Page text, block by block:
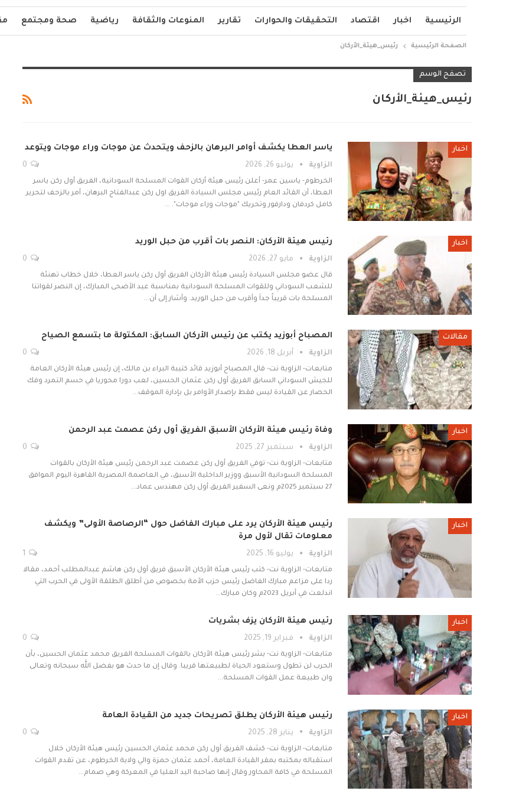
الرئيسية اخبار اقتصاد التحقيقات والحوارات تقارير المنوعات والثقافة رياضية صحة ومجتمع
الصفحة الرئيسية رئيس_هيئة_الأركان
تصفح الوسم
رئيس_هيئة_الأركان
اخبار ياسر العطا يكشف أوامر البرهان بالزحف ويتحدث عن موجات وراء موجات ويتوعد
الزاوية يوليو 26, 2026
الخرطوم- ياسين عمر- أعلن رئيس هيئة أركان القوات المسلحة السودانية، الفريق أول ركن ياسر
العطا، أن القائد العام رئيس مجلس السيادة الفريق اول ركن عبدالفتاح البرهان، أمر بالزحف لتحرير
كامل كردفان ودارفور وتحريك "موجات وراء موجات". …
اخبار رئيس هيئة الأركان: النصر بات أقرب من حبل الوريد
الزاوية مايو 27, 2026
قال عضو مجلس السيادة رئيس هيئة الأركان الفريق أول ركن ياسر العطا، خلال خطاب تهنئة
للشعب السوداني وللقوات المسلحة السودانية بمناسبة عيد الأضحى المبارك، إن النصر لقواتنا
المسلحة بات قريباً جداَ وأقرب من حبل الوريد. وأشار إلى أن…
مقالات المصباح أبوزيد يكتب عن رئيس الأركان السابق: المكتولة ما بتسمع الصياح
الزاوية أبريل 18, 2026
متابعات- الزاوية نت- قال المصباح أبوزيد قائد كتيبة البراء بن مالك، إن رئيس هيئة الأركان العامة
للجيش السوداني السابق الفريق أول ركن عثمان الحسين، لعب دورا محوريا في حسم التمرد وفك
الحصار عن القيادة ليس فقط بإصدار الأوامر بل بإدارة الموقف…
اخبار وفاة رئيس هيئة الأركان الأسبق الفريق أول ركن عصمت عبد الرحمن
الزاوية سبتمبر 27, 2025
متابعات- الزاوية نت- توفي الفريق أول ركن عصمت عبد الرحمن رئيس هيئة الأركان بالقوات
المسلحة السودانية الأسبق ووزير الداخلية الأسبق، في العاصمة المصرية القاهرة اليوم الموافق
27 سبتمبر 2025م ونعى السفير الفريق أول ركن مهندس عماد…
اخبار
رئيس هيئة الأركان يرد على مبارك الفاضل حول “الرصاصة الأولى” ويكشف
معلومات تقال لأول مرة
الزاوية يوليو 16, 2025
متابعات- الزاوية نت- كتب رئيس هيئة الأركان الأسبق فريق أول ركن هاشم عبدالمطلب أحمد، مقالا
ردا على مزاعم مبارك الفاضل رئيس حزب الأمة بخصوص من أطلق الطلقة الأولى في الحرب التي
اندلعت في أبريل 2023م وكان مبارك…
اخبار رئيس هيئة الأركان يزف بشريات
الزاوية فبراير 19, 2025
متابعات- الزاوية نت- بشر رئيس هيئة الأركان بالقوات المسلحة الفريق محمد عثمان الحسين، بأن
الحرب لن تطول وستعود الحياة لطبيعتها قريبا. وقال إن ما حدث هو بفضل الله سبحانه وتعالى
وان طبيعة عمل القوات المسلحة…
اخبار رئيس هيئة الأركان يطلق تصريحات جديد من القيادة العامة
الزاوية يناير 28, 2025
متابعات- الزاوية نت- كشف الفريق أول ركن محمد عثمان الحسين رئيس هيئة الأركان خلال
استقباله بمكتبه بمقر القيادة العامة، أحمد عثمان حمزة والي ولاية الخرطوم، عن تقدم القوات
المسلحة في كافة المحاور وقال إنها صاحبة اليد العليا في المعركة وهي صمام…